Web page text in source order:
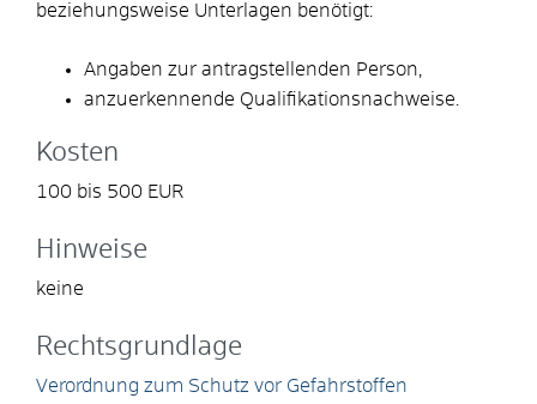
beziehungsweise Unterlagen benötigt:
Angaben zur antragstellenden Person,
anzuerkennende Qualifikationsnachweise.
Kosten
100 bis 500 EUR
Hinweise
keine
Rechtsgrundlage
Verordnung zum Schutz vor Gefahrstoffen